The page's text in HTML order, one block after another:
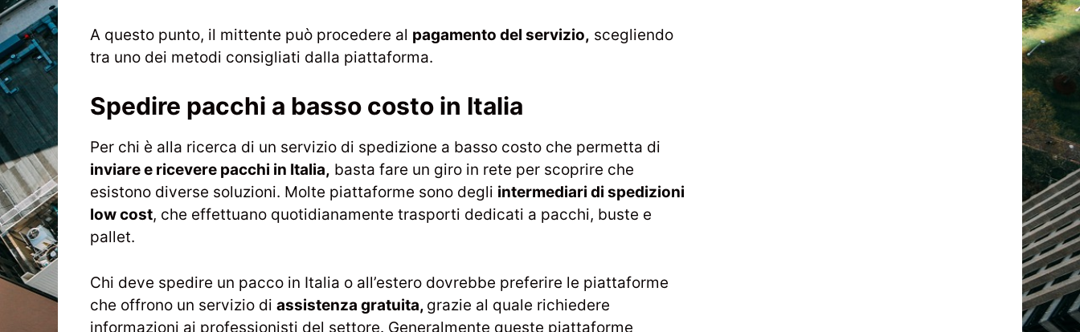
A questo punto, il mittente può procedere al pagamento del servizio, scegliendo
tra uno dei metodi consigliati dalla piattaforma.
Spedire pacchi a basso costo in Italia
Per chi è alla ricerca di un servizio di spedizione a basso costo che permetta di
inviare e ricevere pacchi in Italia, basta fare un giro in rete per scoprire che
esistono diverse soluzioni. Molte piattaforme sono degli intermediari di spedizioni
low cost, che effettuano quotidianamente trasporti dedicati a pacchi, buste e
pallet.
Chi deve spedire un pacco in Italia o all’estero dovrebbe preferire le piattaforme
che offrono un servizio di assistenza gratuita, grazie al quale richiedere
informazioni ai professionisti del settore. Generalmente queste piattaforme